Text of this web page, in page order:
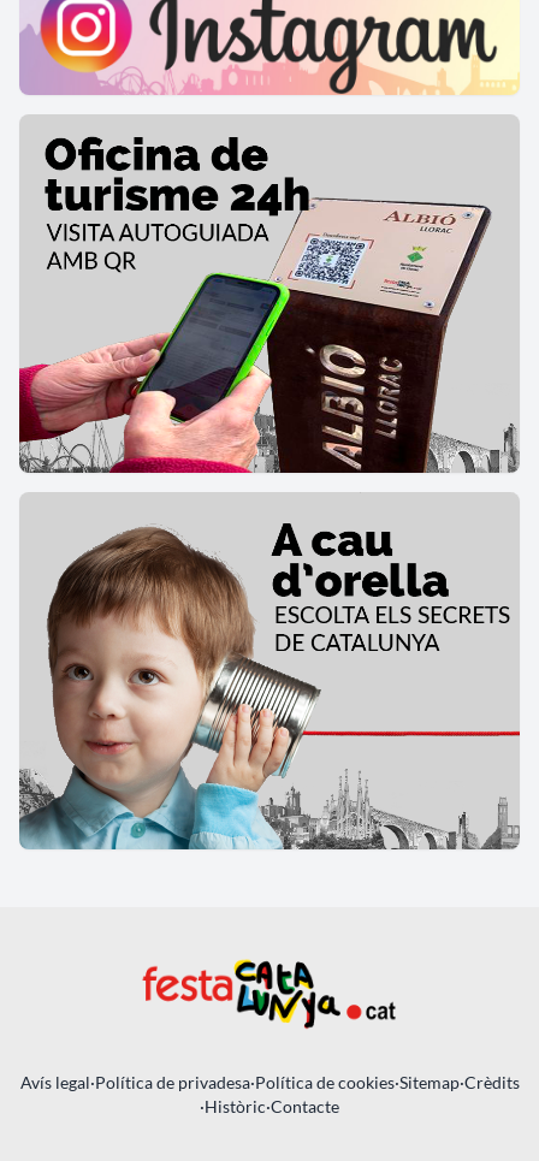
Avís legal·Política de privadesa·Política de cookies·Sitemap·Crèdits
·Històric·Contacte